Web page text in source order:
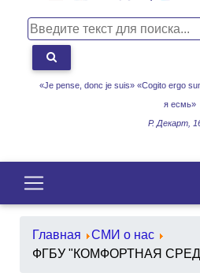
«Je pense, donc je suis» «Cogito ergo
я есмь»
Р. Декарт,
Главная
СМИ о нас
ФГБУ "КОМФОРТНАЯ